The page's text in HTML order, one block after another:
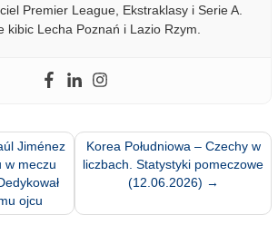
Premier League, Ekstraklasy i Serie A.
kibic Lecha Poznań i Lazio Rzym.
Jiménez
w meczu
ojcu
Korea Południowa – Czechy w
liczbach. Statystyki pomeczowe
(12.06.2026) →